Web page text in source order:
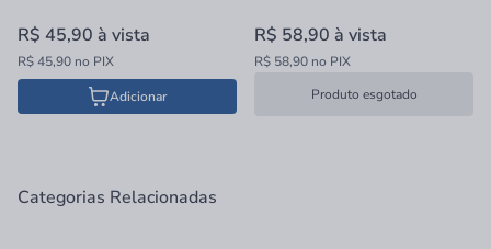
R$ 45,90 à vista
R$ 45,90 no PIX
Adicionar
R$ 58,90 à vista
R$ 58,90 no PIX
Produto esgotado
Categorias Relacionadas